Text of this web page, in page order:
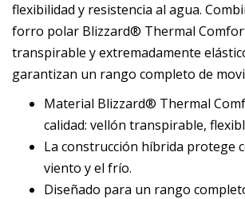
flexibilidad y resistencia al agua.
forro polar Blizzard® Thermal
transpirable y extremadamente
garantizan un rango completo de
Material Blizzard® Thermal
calidad: vellón transpirable,
La construcción híbrida protege
viento y el frío.
Diseñado para un rango